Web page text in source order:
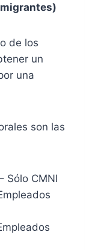
de los
un
una
son las
Sólo CMNI